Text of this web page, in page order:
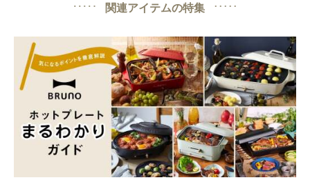
関連アイテムの特集